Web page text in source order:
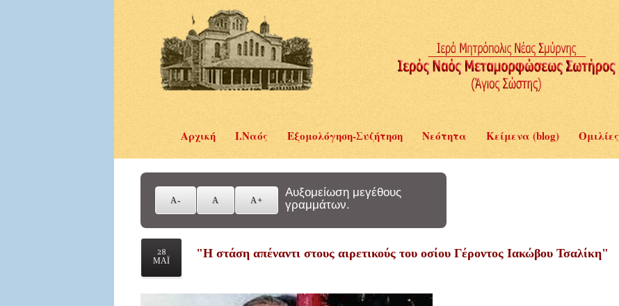
Αρχική Ι.Ναός Εξομολόγηση-Συζήτηση Νεότητα Κείμενα (blog) Ομιλίες
Αυξομείωση μεγέθους
γραμμάτων.
28
ΜΑΪ
"Η στάση απέναντι στους αιρετικούς του οσίου Γέροντος Ιακώβου Τσαλίκη"